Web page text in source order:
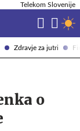
Zdravje za jutri
Telekom Slovenije
o